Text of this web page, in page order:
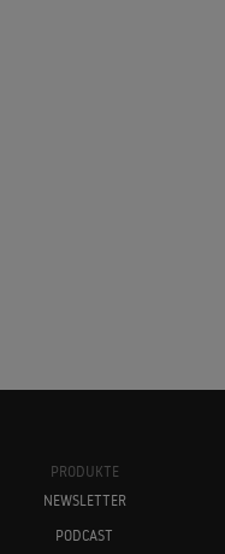
PRODUKTE
NEWSLETTER
PODCAST